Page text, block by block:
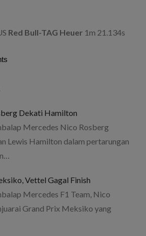
Red Bull-TAG Heuer 1m 21.134s
Dekati Hamilton
Mercedes Nico Rosberg
Lewis Hamilton dalam pertarungan
Vettel Gagal Finish
Mercedes F1 Team, Nico
Grand Prix Meksiko yang